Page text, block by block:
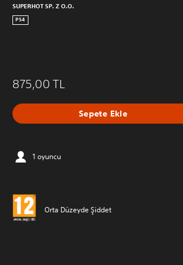
SUPERHOT SP. Z O.O.
PS4
875,00 TL
Sepete Ekle
1 oyuncu
Orta Düzeyde Şiddet